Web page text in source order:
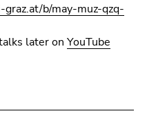
b/may-muz-qzq-
later on YouTube